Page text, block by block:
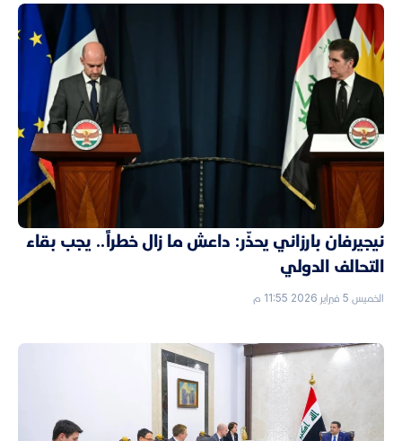
نيجيرفان بارزاني يحذّر: داعش ما زال خطراً.. يجب بقاء
التحالف الدولي
الخميس 5 فبراير 2026 11:55 م